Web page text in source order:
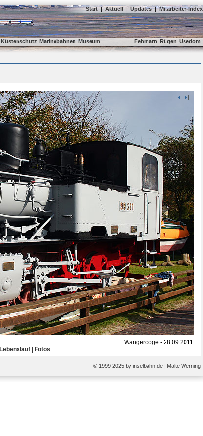
Start | Aktuell | Updates | Mitarbeiter-Index
Küstenschutz Marinebahnen Museum Fehmarn Rügen Usedom
Wangerooge - 28.09.2011
Lebenslauf | Fotos
© 1999-2025 by inselbahn.de | Malte Werning